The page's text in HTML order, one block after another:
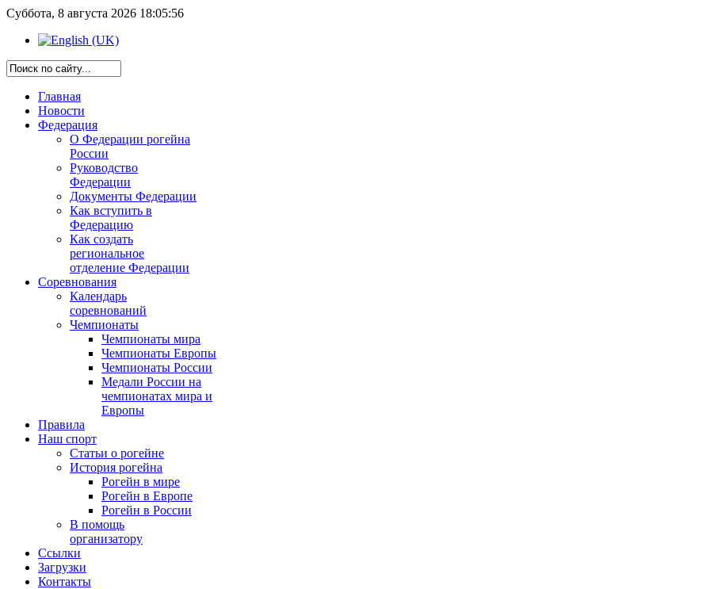
Суббота, 8 августа 2026 18:05:56
Главная
Новости
Федерация
О Федерации рогейна
России
Руководство
Федерации
Документы Федерации
Как вступить в
Федерацию
Как создать
региональное
отделение Федерации
Соревнования
Календарь
соревнований
Чемпионаты
Чемпионаты мира
Чемпионаты Европы
Чемпионаты России
Медали России на
чемпионатах мира и
Европы
Правила
Наш спорт
Статьи о рогейне
История рогейна
Рогейн в мире
Рогейн в Европе
Рогейн в России
В помощь
организатору
Ссылки
Загрузки
Контакты